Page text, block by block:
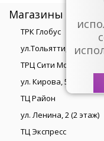
Магазины
ТРК Глобус
ул.Тольятти, 27а (2
ТРЦ Сити Молл
ул. Кирова, 55 (4 этаж)
ТЦ Район
ул. Ленина, 2 (2 этаж)
ТЦ Экспресс